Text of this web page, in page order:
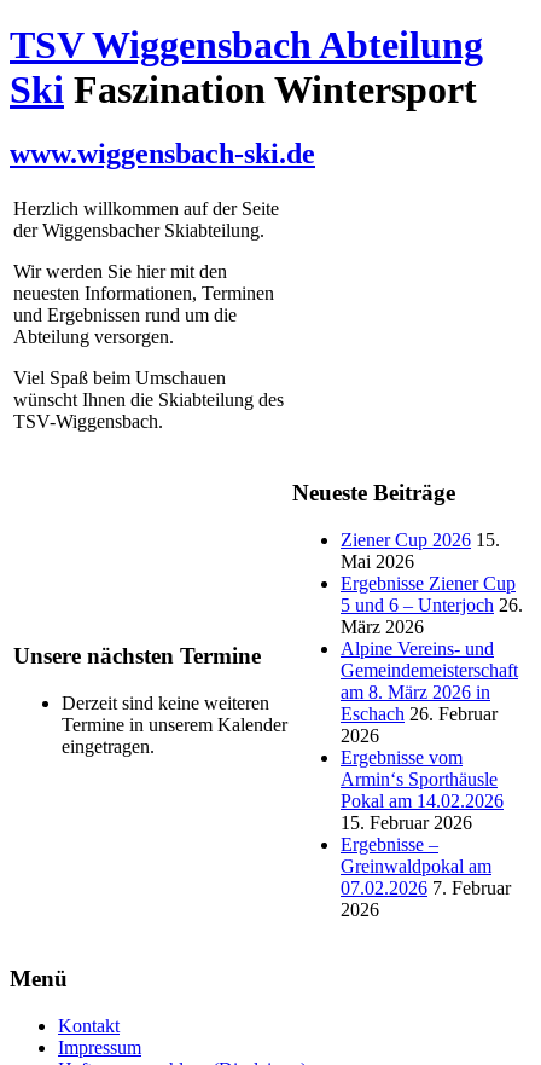
TSV Wiggensbach Abteilung
Ski Faszination Wintersport
www.wiggensbach-ski.de
Herzlich willkommen auf der Seite
der Wiggensbacher Skiabteilung.
Wir werden Sie hier mit den
neuesten Informationen, Terminen
und Ergebnissen rund um die
Abteilung versorgen.
Viel Spaß beim Umschauen
wünscht Ihnen die Skiabteilung des
TSV-Wiggensbach.
Unsere nächsten Termine
Derzeit sind keine weiteren
Termine in unserem Kalender
eingetragen.
Neueste Beiträge
Ziener Cup 2026 15.
Mai 2026
Ergebnisse Ziener Cup
5 und 6 – Unterjoch 26.
März 2026
Alpine Vereins- und
Gemeindemeisterschaft
am 8. März 2026 in
Eschach 26. Februar
2026
Ergebnisse vom
Armin‘s Sporthäusle
Pokal am 14.02.2026
15. Februar 2026
Ergebnisse –
Greinwaldpokal am
07.02.2026 7. Februar
2026
Menü
Kontakt
Impressum